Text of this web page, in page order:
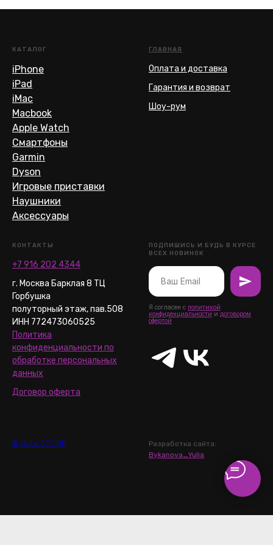
КАТАЛОГ
iPhone
iPad
iMac
Macbook
Apple Watch
Смартфоны
Garmin
Dyson
Игровые приставки
Наушники
Аксессуары
ГЛАВНАЯ
Оплата и доставка
Гарантия и возврат
Шоу-рум
КОНТАКТЫ
+7 916 202 4344
г. Москва Барклая 8 ТЦ
Горбушка
полуторный этаж, пав.508
ИНН 772473060525
Политика
конфиденциальности по
обработке персональных
данных
Договор оферта
ПОДПИШИСЬ И БУДЬ В КУРСЕ
ВСЕХ НОВИНОК
Я согласен с политикой
конфиденциальности и договором
офертой
© Gulai.STORE
Разработка сайта:
Bykanova_Yulia